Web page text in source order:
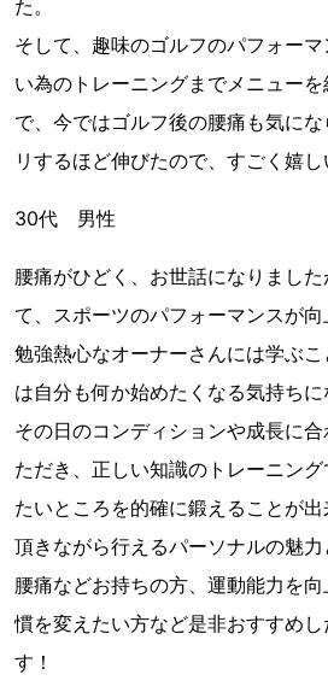
た。
そして、趣味のゴルフのパフォー
い為のトレーニングまでメニュー
で、今ではゴルフ後の腰痛も気に
リするほど伸びたので、すごく嬉し
30代 男性
腰痛がひどく、お世話になりまし
て、スポーツのパフォーマンスが向
勉強熱心なオーナーさんには学ぶ
は自分も何か始めたくなる気持ちに
その日のコンディションや成長に
ただき、正しい知識のトレーニン
たいところを的確に鍛えることが
頂きながら行えるパーソナルの魅力
腰痛などお持ちの方、運動能力を
慣を変えたい方など是非おすすめ
す！